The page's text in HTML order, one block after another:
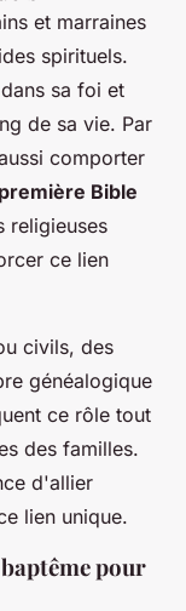
et marraines
spirituels.
sa foi et
de sa vie. Par
comporter
première Bible
religieuses
ce lien
civils, des
généalogique
ce rôle tout
des familles.
d'allier
lien unique.
pour